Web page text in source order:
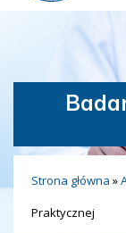
Strona główna »
Praktycznej